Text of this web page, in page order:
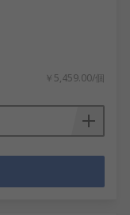
￥5,459.00/個